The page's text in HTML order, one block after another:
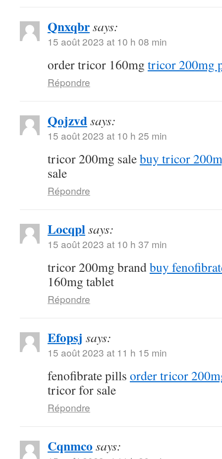
Qnxqbrsays:
15 août 2023 at 10 h 08 min
order tricor 160mg tricor 200mg
Répondre
Qojzvdsays:
15 août 2023 at 10 h 25 min
tricor 200mg salebuy tricor
sale
Répondre
Locqplsays:
15 août 2023 at 10 h 37 min
tricor 200mg brandbuy
160mg tablet
Répondre
Efopsj says:
15 août 2023 at 11 h 15 min
fenofibrate pills order tricor
tricor for sale
Répondre
Cqnmco says: